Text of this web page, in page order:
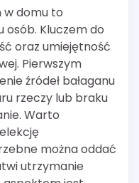
w domu to
osób. Kluczem do
oraz umiejętność
Pierwszym
źródeł bałaganu
rzeczy lub braku
Warto
można oddać
utrzymanie